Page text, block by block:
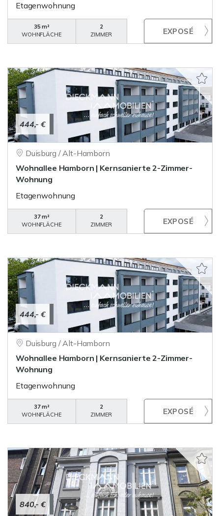
Etagenwohnung
35 m²
WOHNFLÄCHE
2
ZIMMER
444,- €
Duisburg / Alt-Hamborn
Wohnallee Hamborn | Kernsanierte 2-Zimmer-
Wohnung
Etagenwohnung
37 m²
WOHNFLÄCHE
2
ZIMMER
444,- €
Duisburg / Alt-Hamborn
Wohnallee Hamborn | Kernsanierte 2-Zimmer-
Wohnung
Etagenwohnung
37 m²
WOHNFLÄCHE
2
ZIMMER
840,- €